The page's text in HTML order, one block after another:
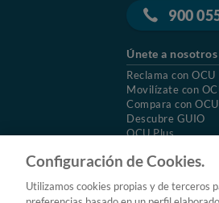
900
Únete a nosotros
Reclama con OCU
Movilízate con
Compara con OCU
Descubre GUIO
OCU Plus
Aviso Legal
Configuración de Cookies.
Utilizamos cookies propias y de terceros